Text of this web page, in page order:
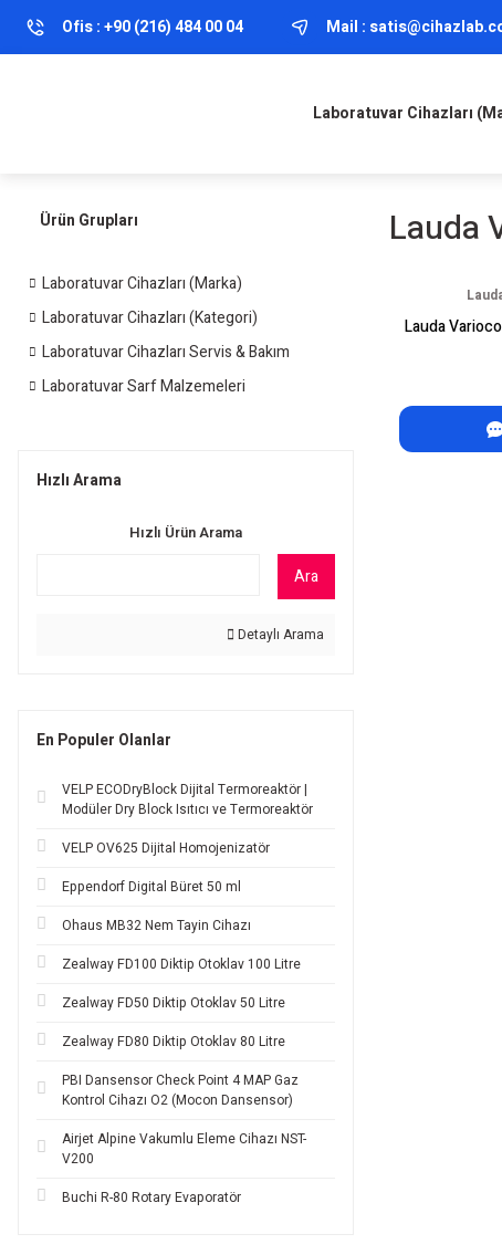
Ofis :+90 (216) 484 00 04 Mail :
Laboratuvar Cihazları
Ürün Grupları
Laboratuvar Cihazları (Marka)
Laboratuvar Cihazları (Kategori)
Laboratuvar Cihazları Servis & Bakım
Laboratuvar Sarf Malzemeleri
Hızlı Arama
Hızlı Ürün Arama
Ara
Detaylı Arama
En Populer Olanlar
VELP ECODryBlock Dijital Termoreaktör |
Modüler Dry Block Isıtıcı ve Termoreaktör
VELP OV625 Dijital Homojenizatör
Eppendorf Digital Büret 50 ml
Ohaus MB32 Nem Tayin Cihazı
Zealway FD100 Diktip Otoklav 100 Litre
Zealway FD50 Diktip Otoklav 50 Litre
Zealway FD80 Diktip Otoklav 80 Litre
PBI Dansensor Check Point 4 MAP Gaz
Kontrol Cihazı O2 (Mocon Dansensor)
Airjet Alpine Vakumlu Eleme Cihazı NST-
V200
Buchi R-80 Rotary Evaporatör
Lauda
Lauda